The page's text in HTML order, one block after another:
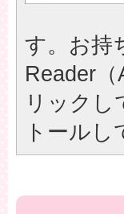
す。お持
Reader
リック
トールし